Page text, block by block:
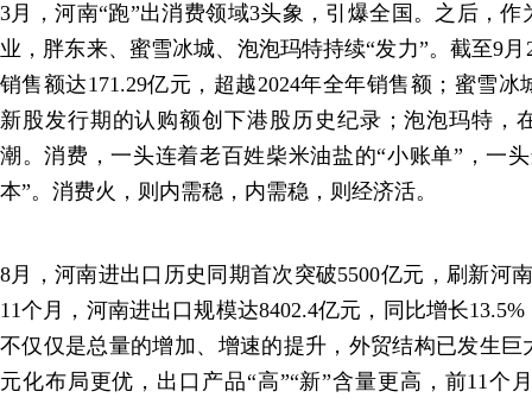
3月，河南“跑”出消费领域3头象，引爆全国。之后，
业，胖东来、蜜雪冰城、泡泡玛特持续“发力”。截至9
销售额达171.29亿元，超越2024年全年销售额；蜜雪
新股发行期的认购额创下港股历史纪录；泡泡玛特，
潮。消费，一头连着老百姓柴米油盐的“小账单”，一
本”。消费火，则内需稳，内需稳，则经济活。
8月，河南进出口历史同期首次突破5500亿元，刷新河
11个月，河南进出口规模达8402.4亿元，同比增长
不仅仅是总量的增加、增速的提升，外贸结构已发生
元化布局更优，出口产品“高”“新”含量更高，前11个